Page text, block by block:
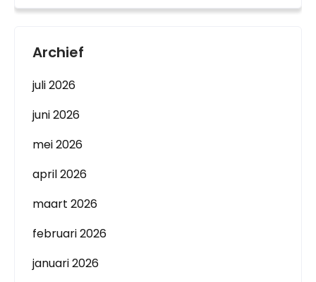
Archief
juli 2026
juni 2026
mei 2026
april 2026
maart 2026
februari 2026
januari 2026